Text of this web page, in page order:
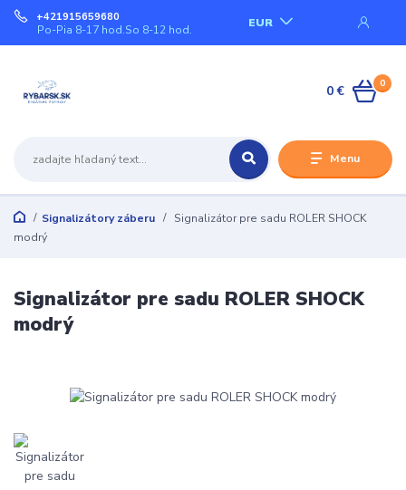
Menu
EUR
+421915659680
Po-Pia 8-17 hod.So 8-12 hod.
0
0 €
Signalizátory záberu
Signalizátor pre sadu ROLER SHOCK
modrý
Signalizátor pre sadu ROLER SHOCK
modrý